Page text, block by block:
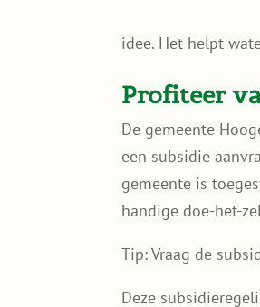
idee. Het helpt
Profiteer
De gemeente
een subsidie
gemeente is
handige doe-het-
Tip: Vraag de
Deze